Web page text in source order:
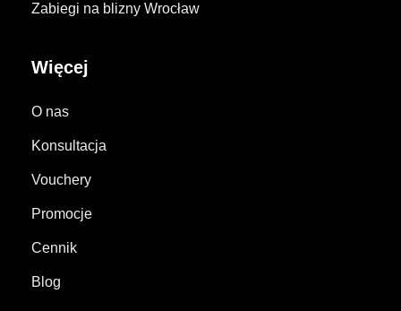
Zabiegi na blizny Wrocław
Więcej
O nas
Konsultacja
Vouchery
Promocje
Cennik
Blog